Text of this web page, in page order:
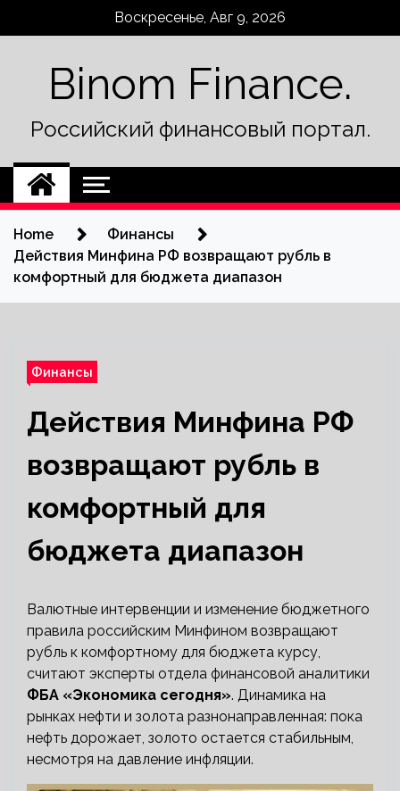
Воскресенье, Авг 9, 2026
Binom Finance.
Российский финансовый портал.
Home
Финансы
Действия Минфина РФ возвращают рубль в
комфортный для бюджета диапазон
Финансы
Действия Минфина РФ
возвращают рубль в
комфортный для
бюджета диапазон
Валютные интервенции и изменение бюджетного
правила российским Минфином возвращают
рубль к комфортному для бюджета курсу,
считают эксперты отдела финансовой аналитики
ФБА «Экономика сегодня». Динамика на
рынках нефти и золота разнонаправленная: пока
нефть дорожает, золото остается стабильным,
несмотря на давление инфляции.